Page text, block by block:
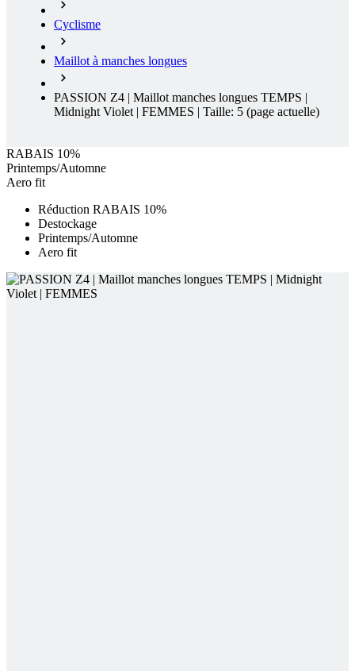
PASSION Z4 | Maillot manches longues TEMPS |
Midnight Violet | FEMMES | Taille: 5
RABAIS 10%
Printemps/Automne
Destockage
Printemps/Automne
Aero fit